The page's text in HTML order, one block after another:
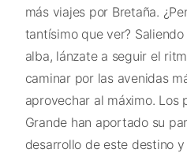
más viajes por Bretaña.
tantísimo que ver?
alba, lánzate a seguir el
caminar por las avenidas
aprovechar al máximo. Los
Grande han aportado su
desarrollo de este destino